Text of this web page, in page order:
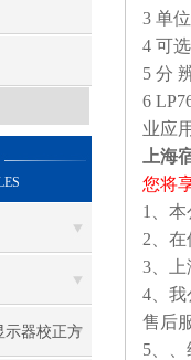
示器校正方
3 单
4 可
5 分
6
业应
上海
您将
1、
2、
3、
4、
售后
5、